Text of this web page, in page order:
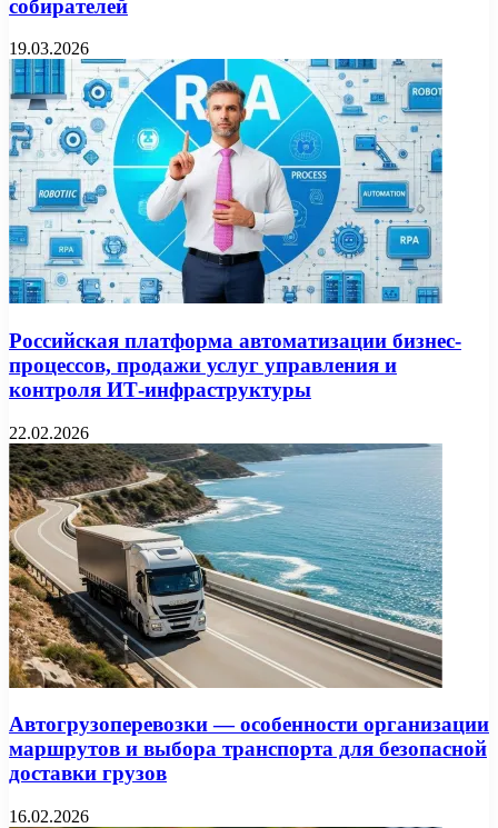
собирателей
19.03.2026
Российская платформа автоматизации бизнес-
процессов, продажи услуг управления и
контроля ИТ-инфраструктуры
22.02.2026
Автогрузоперевозки — особенности организации
маршрутов и выбора транспорта для безопасной
доставки грузов
16.02.2026